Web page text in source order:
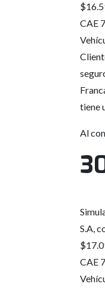
CAE
tiene
Al
S.A,
CAE